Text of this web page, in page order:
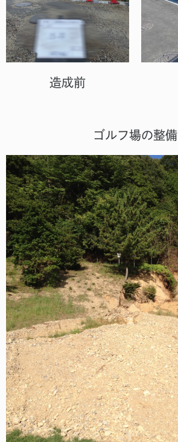
造成前
ゴルフ場の整備